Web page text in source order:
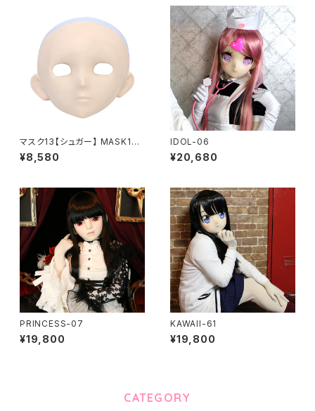
マスク13【シュガー】 MASK13
【SUGAR】
¥8,580
IDOL-06
¥20,680
PRINCESS-07
¥19,800
KAWAII-61
¥19,800
CATEGORY